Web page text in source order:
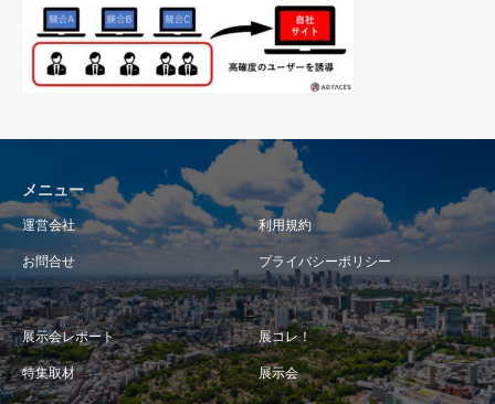
メニュー
運営会社 利用規約
お問合せ プライバシーポリシー
展示会レポート 展コレ！
特集取材 展示会